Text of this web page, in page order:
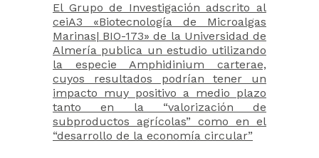
El Grupo de Investigación adscrito al
ceiA3 «Biotecnología de Microalgas
Marinas| BIO-173» de la Universidad de
Almería publica un estudio utilizando
la especie Amphidinium carterae,
cuyos resultados podrían tener un
impacto muy positivo a medio plazo
tanto en la “valorización de
subproductos agrícolas” como en el
“desarrollo de la economía circular”